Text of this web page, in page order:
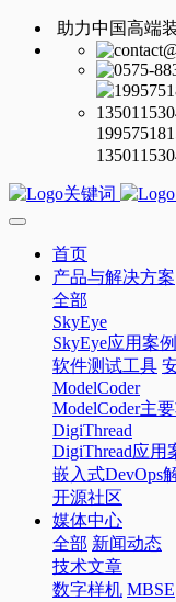
助力中国高端
首页
产品与解决方案
全部
SkyEye
SkyEye应用案例
软件测试工具
ModelCoder
ModelCoder主
DigiThread
DigiThread应用
嵌入式DevOps
开源社区
媒体中心
全部 新闻动态
技术文章
数字样机 MBSE